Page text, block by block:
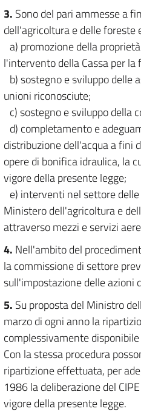
3. Sono del pari ammesse a
dell'agricoltura e delle foreste
a) promozione della
l'intervento della Cassa per
b) sostegno e sviluppo delle
unioni riconosciute;
c) sostegno e sviluppo della
d) completamento e
distribuzione dell'acqua a fini
opere di bonifica idraulica, la
vigore della presente legge;
e) interventi nel settore
Ministero dell'agricoltura e
attraverso mezzi e servizi
4. Nell'ambito del
la commissione di settore
sull'impostazione delle azioni
5. Su proposta del Ministro
marzo di ogni anno la
complessivamente
Con la stessa procedura
ripartizione effettuata, per
1986 la deliberazione del
vigore della presente legge.